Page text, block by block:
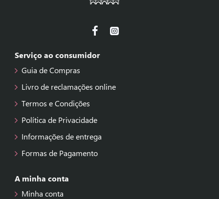
Serviço ao consumidor
Guia de Compras
Livro de reclamações online
Termos e Condições
Política de Privacidade
Informações de entrega
Formas de Pagamento
A minha conta
Minha conta